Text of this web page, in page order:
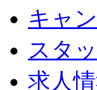
キャ
スタ
求人